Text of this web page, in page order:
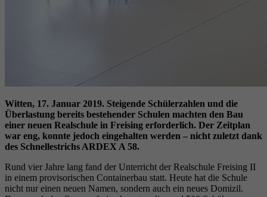
Witten, 17. Januar 2019. Steigende Schülerzahlen und die
Überlastung bereits bestehender Schulen machten den Bau
einer neuen Realschule in Freising erforderlich. Der Zeitplan
war eng, konnte jedoch eingehalten werden – nicht zuletzt dank
des Schnellestrichs ARDEX A 58.
Rund vier Jahre lang fand der Unterricht der Realschule Freising II
in einem provisorischen Containerbau statt. Heute hat die Schule
nicht nur einen neuen Namen, sondern auch ein neues Domizil.